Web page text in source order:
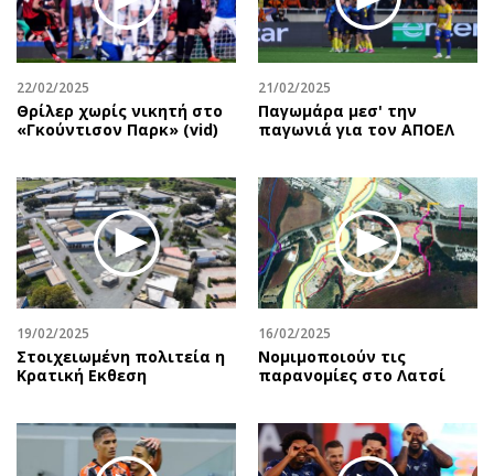
Περιβάλλον
Ελλάδα
Κόσμος
Παράξενα
Πολιτισμός
Θέατρο-Χορός
Μουσική
Εικαστικά
Βιβλίο
Χειρόγραφα
Ταξίδια
Συνταγές
Έξοδος
Media
Εκπομπές
Podcasts
Uncut
Προσφορές
Προσωπικότητες στην ''Κ''
Επιστολές
22/02/2025
Θρίλερ χωρίς νικητή στο
«Γκούντισον Παρκ» (vid)
21/02/2025
Παγωμάρα μεσ' την
παγωνιά για τον ΑΠΟΕΛ
19/02/2025
Στοιχειωμένη πολιτεία η
Κρατική Eκθεση
16/02/2025
Νομιμοποιούν τις
παρανομίες στο Λατσί